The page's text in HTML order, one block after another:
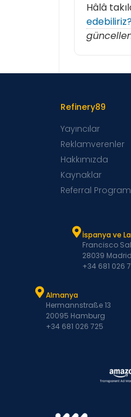
Hâlâ
Refinery89
Yayıncılar
Reklamverenler
Hakkımızda
Kaynaklar
Referral Program
İspanya ve
Francisco
28039 Madrid
+34 681 026
Almanya
Hermannstraße 13
20095 Hamburg
+34 681 026 725